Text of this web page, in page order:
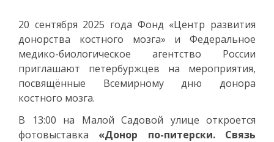
20 сентября 2025 года Фонд «Центр развития
донорства костного мозга» и Федеральное
медико-биологическое агентство России
приглашают петербуржцев на мероприятия,
посвящённые Всемирному дню донора
костного мозга.
В 13:00 на Малой Садовой улице откроется
фотовыставка «Донор по-питерски. Связь